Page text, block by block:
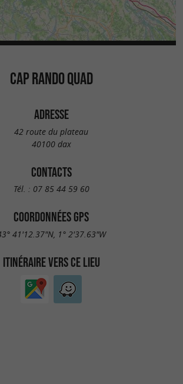
CAP RANDO QUAD
ADRESSE
42 route du plateau
40100 dax
CONTACTS
Tél. : 07 85 44 59 60
COORDONNÉES GPS
41'12.37"N, 1° 2'37.63"W
ITINÉRAIRE VERS CE LIEU